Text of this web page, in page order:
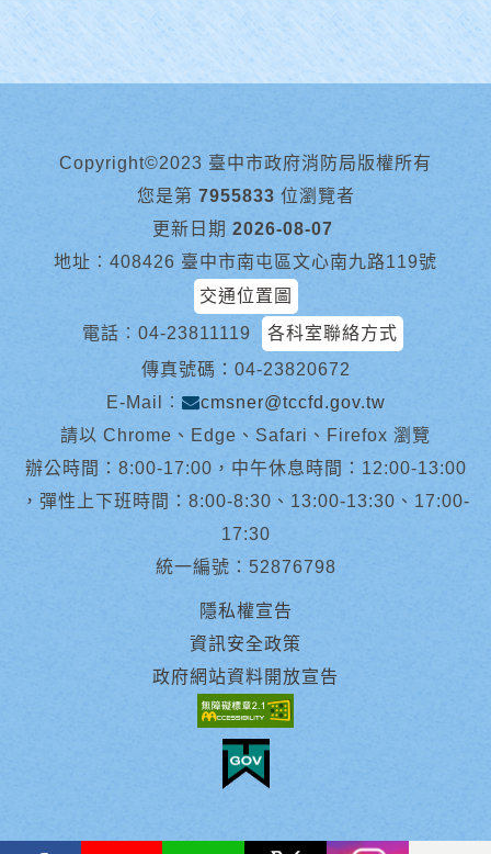
Copyright©2023 臺中市政府消防局版權所有
您是第 7955833 位瀏覽者
更新日期 2026-08-07
地址︰408426 臺中市南屯區文心南九路119號
交通位置圖
電話︰ 04-23811119
各科室聯絡方式
傳真號碼：04-23820672
E-Mail︰
cmsner@tccfd.gov.tw
請以 Chrome、Edge、Safari、Firefox 瀏覽
辦公時間：8:00-17:00，中午休息時間：12:00-13:00
，彈性上下班時間：8:00-8:30、13:00-13:30、17:00-
17:30
統一編號：52876798
隱私權宣告
資訊安全政策
政府網站資料開放宣告